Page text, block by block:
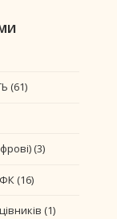
(61)
(3)
ФК(16)
(1)